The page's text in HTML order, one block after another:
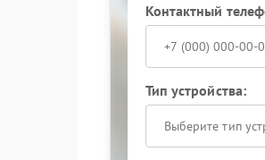
Контактный
Тип устройства:
Выберите тип